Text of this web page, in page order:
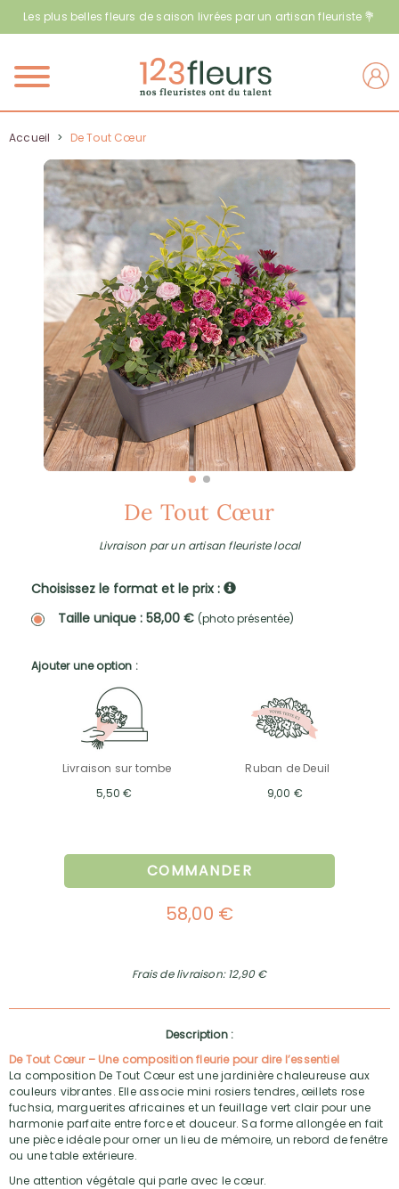
Les plus belles fleurs de saison livrées par un artisan fleuriste 💐
Menu
Accueil > De Tout Cœur
De Tout Cœur
Livraison par un artisan fleuriste local
Choisissez le format et le prix :
Taille unique : 58,00 € (photo présentée)
Ajouter une option :
Livraison sur tombe
5,50 €
Ruban de Deuil
9,00 €
COMMANDER
58,00 €
Frais de livraison: 12,90 €
Description :
De Tout Cœur – Une composition fleurie pour dire l’essentiel
La composition De Tout Cœur est une jardinière chaleureuse aux
couleurs vibrantes. Elle associe mini rosiers tendres, œillets rose
fuchsia, marguerites africaines et un feuillage vert clair pour une
harmonie parfaite entre force et douceur. Sa forme allongée en fait
une pièce idéale pour orner un lieu de mémoire, un rebord de fenêtre
ou une table extérieure.
Une attention végétale qui parle avec le cœur.